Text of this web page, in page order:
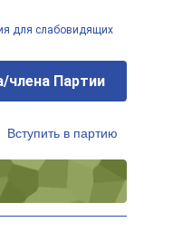
для слабовидящих
члена Партии
Вступить в партию